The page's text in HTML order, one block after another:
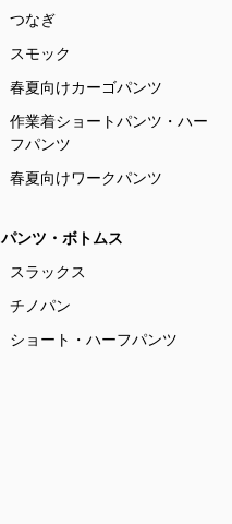
つなぎ
スモック
春夏向けカーゴパンツ
作業着ショートパンツ・ハー
フパンツ
春夏向けワークパンツ
パンツ・ボトムス
スラックス
チノパン
ショート・ハーフパンツ